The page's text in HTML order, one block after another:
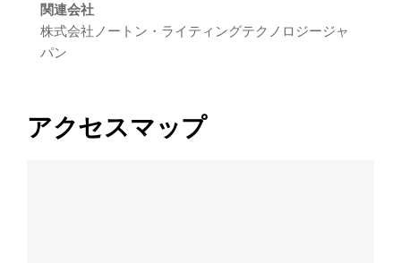
関連会社
株式会社ノートン・ライティングテクノロジージャ
パン
アクセスマップ